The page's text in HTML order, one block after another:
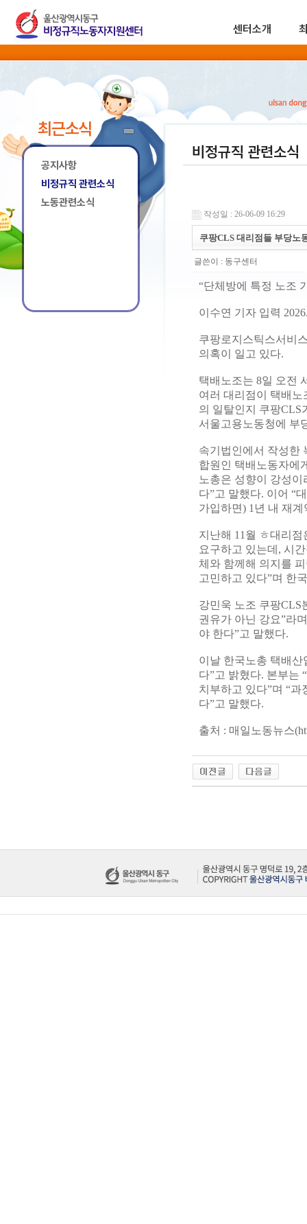
센터소개
최근소식
공지사항
비정규직 관련소식
노동관련소식
비정규직 관련소식
작성일 : 26-06-09 16:29
쿠팡CLS 대리점들 부당노
글쓴이 : 동구센터
“단체방에 특정 노조
이수연 기자 입력
쿠팡로지스틱스서비
의혹이 일고 있다.
택배노조는 8일 오전
여러 대리점이 택배노
의 일탈인지 쿠팡CLS
서울고용노동청에 부
속기법인에서 작성한
합원인 택배노동자에
노총은 성향이 강성
다”고 말했다. 이어 “
가입하면) 1년 내 재
지난해 11월 ㅎ대리
요구하고 있는데, 시
체와 함께해 의지를
고민하고 있다”며 한
강민욱 노조 쿠팡CLS
권유가 아닌 강요”라
야 한다”고 말했다.
이날 한국노총 택배
다”고 밝혔다. 본부는
치부하고 있다”며 “
다”고 말했다.
출처 : 매일노동뉴스(